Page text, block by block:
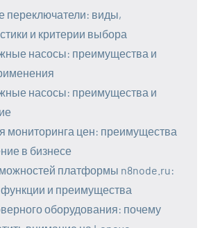
переключатели: виды,
и критерии выбора
насосы: преимущества и
насосы: преимущества и
мониторинга цен: преимущества
в бизнесе
платформы n8node.ru:
и преимущества
оборудования: почему